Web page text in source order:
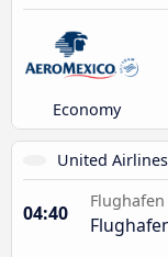
Economy
United Airlines
04:40